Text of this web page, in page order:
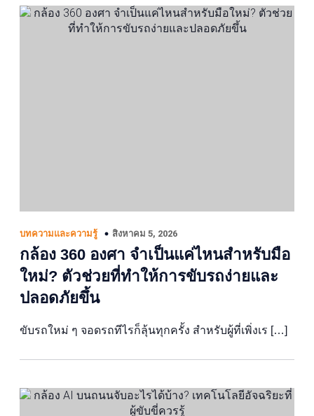
บทความและความรู้ สิงหาคม 5, 2026
กล้อง 360 องศา จำเป็นแค่ไหนสำหรับมือ
ใหม่? ตัวช่วยที่ทำให้การขับรถง่ายและ
ปลอดภัยขึ้น
ขับรถใหม่ ๆ จอดรถทีไรก็ลุ้นทุกครั้ง สำหรับผู้ที่เพิ่งเร […]